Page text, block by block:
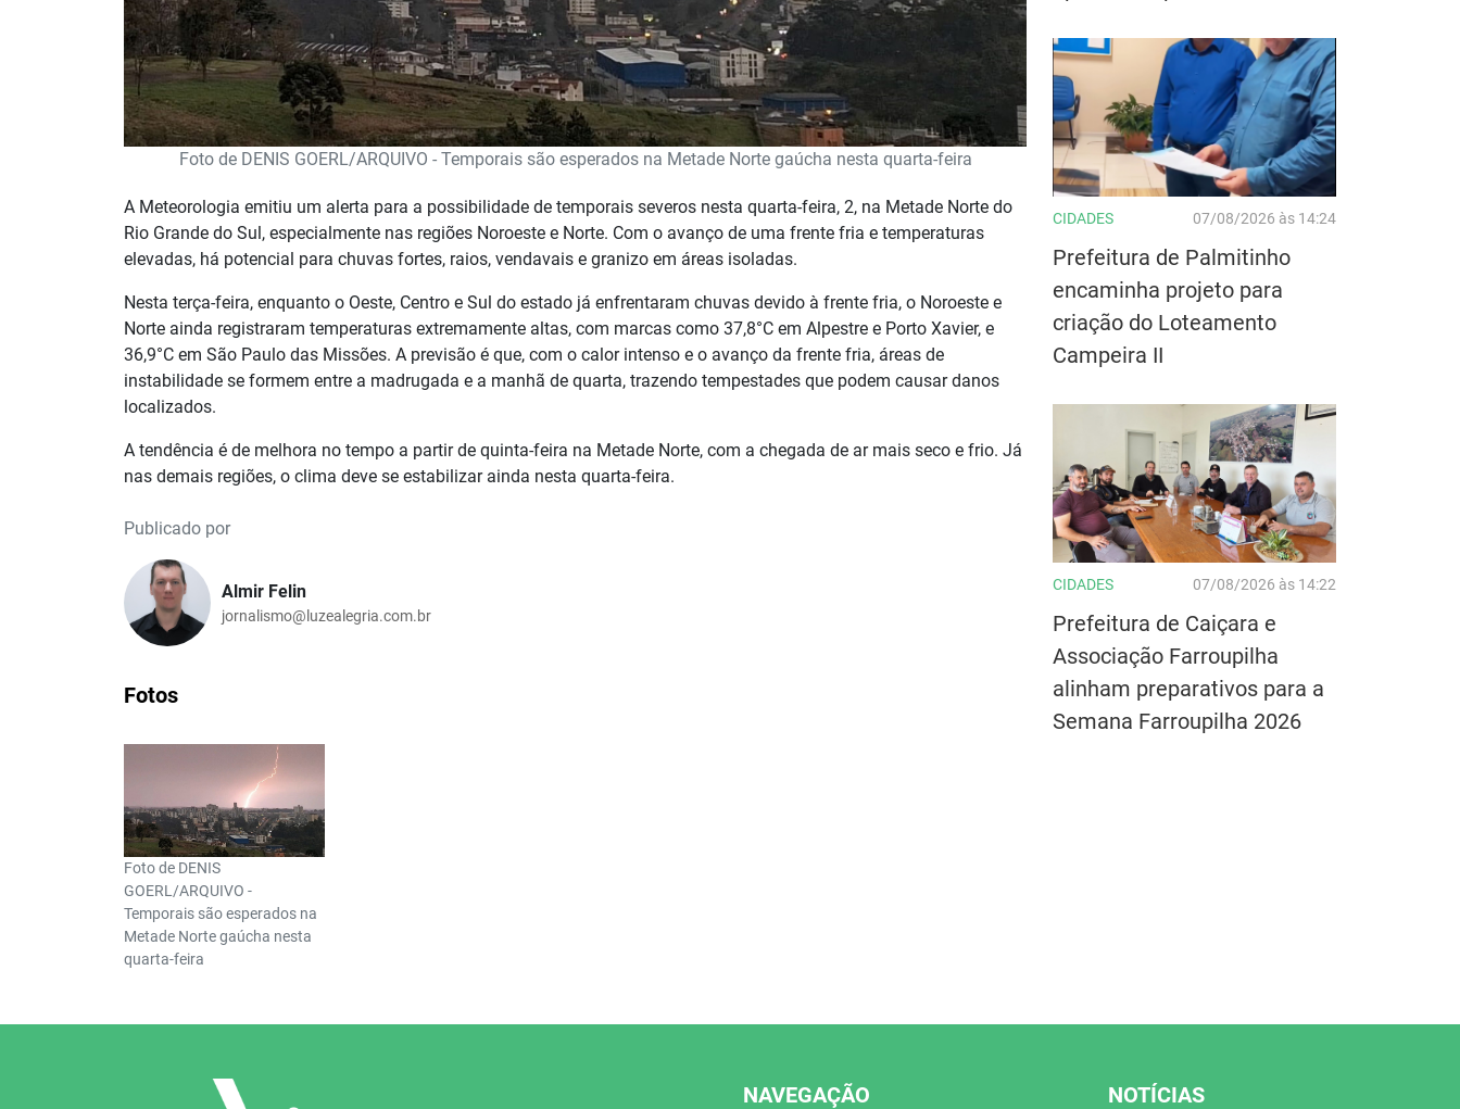
Foto de DENIS GOERL/ARQUIVO - Temporais são esperados na Metade Norte gaúcha nesta quarta-feira
A Meteorologia emitiu um alerta para a possibilidade de temporais severos nesta quarta-feira, 2, na Metade Norte do
Rio Grande do Sul, especialmente nas regiões Noroeste e Norte. Com o avanço de uma frente fria e temperaturas
elevadas, há potencial para chuvas fortes, raios, vendavais e granizo em áreas isoladas.
Nesta terça-feira, enquanto o Oeste, Centro e Sul do estado já enfrentaram chuvas devido à frente fria, o Noroeste e
Norte ainda registraram temperaturas extremamente altas, com marcas como 37,8°C em Alpestre e Porto Xavier, e
36,9°C em São Paulo das Missões. A previsão é que, com o calor intenso e o avanço da frente fria, áreas de
instabilidade se formem entre a madrugada e a manhã de quarta, trazendo tempestades que podem causar danos
localizados.
A tendência é de melhora no tempo a partir de quinta-feira na Metade Norte, com a chegada de ar mais seco e frio. Já
nas demais regiões, o clima deve se estabilizar ainda nesta quarta-feira.
Publicado por
Almir Felin
jornalismo@luzealegria.com.br
Fotos
Foto de DENIS
GOERL/ARQUIVO -
Temporais são esperados na
Metade Norte gaúcha nesta
quarta-feira
CIDADES 07/08/2026 às 14:24
Prefeitura de Palmitinho
encaminha projeto para
criação do Loteamento
Campeira II
CIDADES 07/08/2026 às 14:22
Prefeitura de Caiçara e
Associação Farroupilha
alinham preparativos para a
Semana Farroupilha 2026
NAVEGAÇÃO NOTÍCIAS